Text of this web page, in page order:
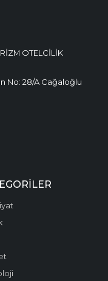
OTELCİLİK
No: 28/A Cağaloğlu